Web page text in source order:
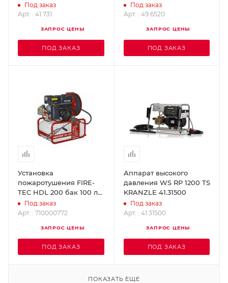
Под заказ
Арт. : 41.731
ЗАПРОС ЦЕНЫ
ПОД ЗАКАЗ
Под заказ
Арт. : 49.6520
ЗАПРОС ЦЕНЫ
ПОД ЗАКАЗ
Установка
пожаротушения FIRE-
TEC HDL 200 бак 100 л
OERTZEN 710000772
Под заказ
Арт. : 710000772
ЗАПРОС ЦЕНЫ
ПОД ЗАКАЗ
Аппарат высокого
давления WS RP 1200 TS
KRANZLE 41.31500
Под заказ
Арт. : 41.31500
ЗАПРОС ЦЕНЫ
ПОД ЗАКАЗ
ПОКАЗАТЬ ЕЩЕ